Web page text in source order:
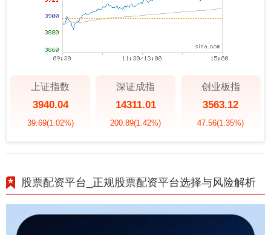
上证指数
3940.04
39.69(1.02%)
深证成指
14311.01
200.89(1.42%)
创业板指
3563.12
47.56(1.35%)
股票配资平台_正规股票配资平台选择与风险解析